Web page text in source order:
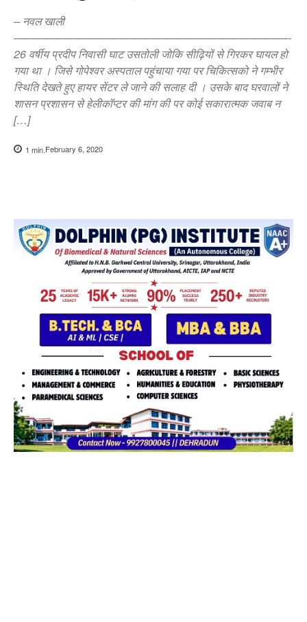
– नवल खाली
—————————————————————————-
26 वर्षीय प्रदीप निवासी घाट उसतोली जोकि सीढ़ियों से गिरकर घायल हो
गया था । जिसे गोपेश्वर अस्पताल पहुंचाया गया पर चिकित्सको ने गम्भीर
स्थिति देखते हुए हायर सेंटर ले जाने की सलाह दी । उसके बाद घरवालों ने
शासन प्रशासन से हेलीकॉप्टर की मांग की पर कोई सकारात्मक जवाब न
[…]
1 min.February 6, 2020